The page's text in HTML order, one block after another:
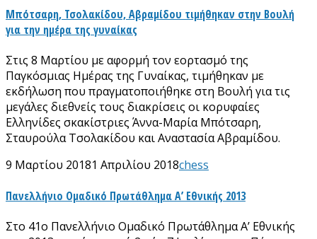
Μπότσαρη, Τσολακίδου, Αβραμίδου τιμήθηκαν στην Βουλή
για την ημέρα της γυναίκας
Στις 8 Μαρτίου με αφορμή τον εορτασμό της
Παγκόσμιας Ημέρας της Γυναίκας, τιμήθηκαν με
εκδήλωση που πραγματοποιήθηκε στη Βουλή για τις
μεγάλες διεθνείς τους διακρίσεις οι κορυφαίες
Ελληνίδες σκακίστριες Άννα-Μαρία Μπότσαρη,
Σταυρούλα Τσολακίδου και Αναστασία Αβραμίδου.
9 Μαρτίου 20181 Απριλίου 2018chess
Πανελλήνιο Ομαδικό Πρωτάθλημα Α’ Εθνικής 2013
Στο 41ο Πανελλήνιο Ομαδικό Πρωτάθλημα Α’ Εθνικής